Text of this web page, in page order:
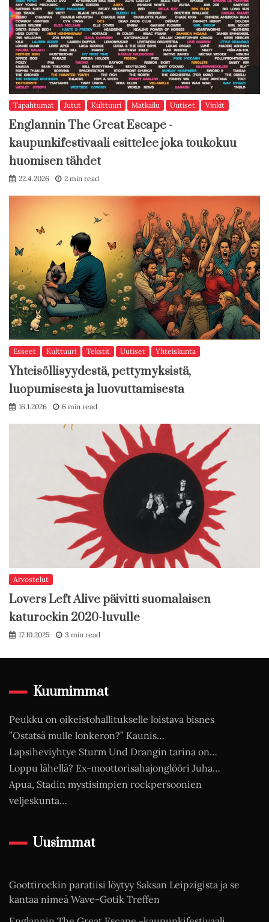
Tapahtumat Jutut Kulttuuri Matkailu Uutiset Vinkit
Englannin The Great Escape -
kaupunkifestivaali esittelee joka toukokuu
huomisen tähdet
22.4.2026 2 min read
Esseet Kulttuuri Tekstit Uutiset Yhteiskunta
Yhteisöllisyydestä, pettymyksistä,
luopumisesta ja luovuttamisesta
16.1.2026 6 min read
Arvostelut
Lovers Left Alive päivitti suomalaisen
katurockin 2020-luvulle
17.10.2025 3 min read
Kuumimmat
Peukku on oikeistohallitukselle loistava bisnes
”Ostatsä mulle lonkeron?” Kaunis…
Lapsiheviyhtye Sturm Und Drangin tarina on…
Loppu lähellä? Ex-moottorisahajonglööri Juha…
Apua, Stadin mystisimpien rockpersoonien
veljeskunta…
Uusimmat
Goottirockin paratiisi löytyy Saksan Leipzigista ja se
kantaa nimeä Wave-Gotik Treffen